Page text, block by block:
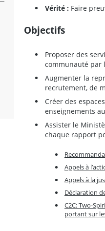
Vérité : Faire
Objectifs
Proposer des
communauté par
Augmenter la
recrutement, de
Créer des
enseignements
Assister le
chaque rapport
Appels à
Appels à la
Déclaration
C2C: Two-
portant sur